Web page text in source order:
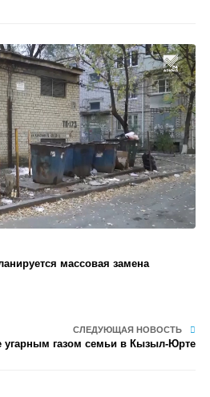
массовая замена
СЛЕДУЮЩАЯ НОВОСТЬ
угарным газом семьи в Кызыл-Юрте